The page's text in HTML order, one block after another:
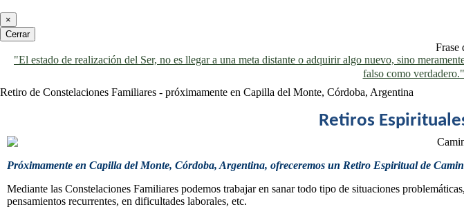
×
Cerrar
Frase
"El estado de realización del Ser, no es llegar a una meta distante o adquirir algo nuevo, sino
falso como verdadero."
Retiro de Constelaciones Familiares - próximamente en Capilla del Monte, Córdoba, Argentina
Retiros
Próximamente en Capilla del Monte, Córdoba, Argentina, ofreceremos un Retiro Espiritual de
Mediante las Constelaciones Familiares podemos trabajar en sanar todo tipo de situaciones
pensamientos recurrentes, en dificultades laborales, etc.